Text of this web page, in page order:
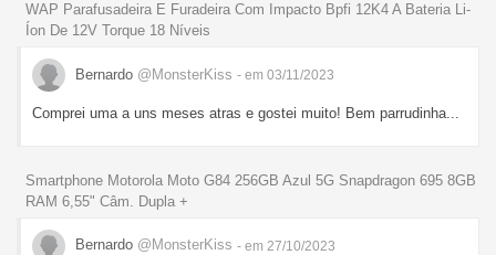
WAP Parafusadeira E Furadeira Com Impacto Bpfi 12K4 A Bateria Li-
Íon De 12V Torque 18 Níveis
Bernardo @MonsterKiss - em 03/11/2023
Comprei uma a uns meses atras e gostei muito! Bem parrudinha...
Smartphone Motorola Moto G84 256GB Azul 5G Snapdragon 695 8GB
RAM 6,55" Câm. Dupla +
Bernardo @MonsterKiss - em 27/10/2023